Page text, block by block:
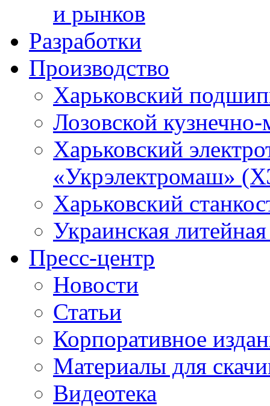
и рынков
Разработки
Производство
Харьковский
Лозовской
Харьковский
«Укрэлектромаш»
Харьковский
Украинская
Пресс-центр
Новости
Статьи
Корпоративное
Материалы для
Видеотека